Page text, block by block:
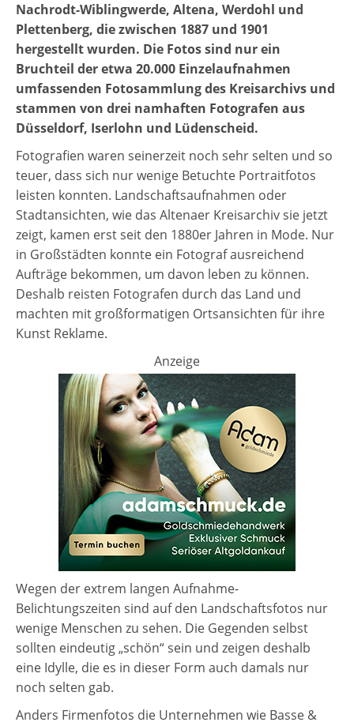
Nachrodt-Wiblingwerde, Altena, Werdohl und
Plettenberg, die zwischen 1887 und 1901
hergestellt wurden. Die Fotos sind nur ein
Bruchteil der etwa 20.000 Einzelaufnahmen
umfassenden Fotosammlung des Kreisarchivs und
stammen von drei namhaften Fotografen aus
Düsseldorf, Iserlohn und Lüdenscheid.
Fotografien waren seinerzeit noch sehr selten und so
teuer, dass sich nur wenige Betuchte Portraitfotos
leisten konnten. Landschaftsaufnahmen oder
Stadtansichten, wie das Altenaer Kreisarchiv sie jetzt
zeigt, kamen erst seit den 1880er Jahren in Mode. Nur
in Großstädten konnte ein Fotograf ausreichend
Aufträge bekommen, um davon leben zu können.
Deshalb reisten Fotografen durch das Land und
machten mit großformatigen Ortsansichten für ihre
Kunst Reklame.
Anzeige
Wegen der extrem langen Aufnahme-
Belichtungszeiten sind auf den Landschaftsfotos nur
wenige Menschen zu sehen. Die Gegenden selbst
sollten eindeutig „schön“ sein und zeigen deshalb
eine Idylle, die es in dieser Form auch damals nur
noch selten gab.
Anders Firmenfotos die Unternehmen wie Basse &